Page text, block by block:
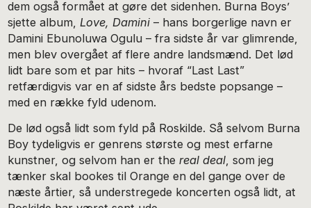
dem også formået at gøre det sidenhen. Burna Boys’
sjette album,Love, Damini – hans borgerlige navn er
Damini Ebunoluwa Ogulu – fra sidste år var glimrende,
men blev overgået af flere andre landsmænd. Det lød
lidt bare som et par hits – hvoraf “Last Last”
retfærdigvis var en af sidste års bedste popsange –
med en række fyld udenom.
De lød også lidt som fyld på Roskilde. Så selvom Burna
Boy tydeligvis er genrens største og mest erfarne
kunstner, og selvom han er thereal deal, som jeg
tænker skal bookes til Orange en del gange over de
næste årtier, så understregede koncerten også lidt, at